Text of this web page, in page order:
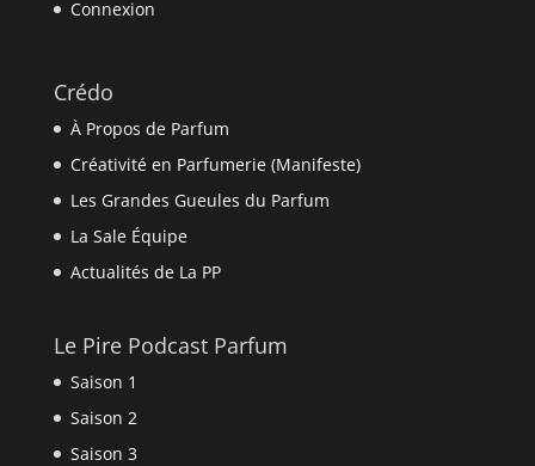
Connexion
Crédo
À Propos de Parfum
Créativité en Parfumerie (Manifeste)
Les Grandes Gueules du Parfum
La Sale Équipe
Actualités de La PP
Le Pire Podcast Parfum
Saison 1
Saison 2
Saison 3